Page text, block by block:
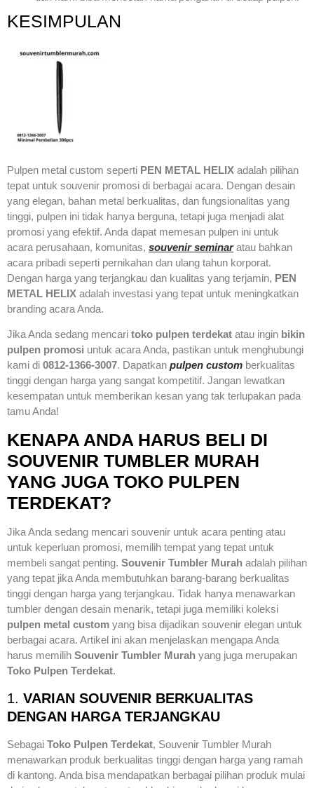
KESIMPULAN
Pulpen metal custom seperti PEN METAL HELIX adalah pilihan
tepat untuk souvenir promosi di berbagai acara. Dengan desain
yang elegan, bahan metal berkualitas, dan fungsionalitas yang
tinggi, pulpen ini tidak hanya berguna, tetapi juga menjadi alat
promosi yang efektif. Anda dapat memesan pulpen ini untuk
acara perusahaan, komunitas, souvenir seminaratau bahkan
acara pribadi seperti pernikahan dan ulang tahun korporat.
Dengan harga yang terjangkau dan kualitas yang terjamin, PEN
METAL HELIX adalah investasi yang tepat untuk meningkatkan
branding acara Anda.
Jika Anda sedang mencari toko pulpen terdekat atau ingin bikin
pulpen promosi untuk acara Anda, pastikan untuk menghubungi
kami di 0812-1366-3007. Dapatkan pulpen custom berkualitas
tinggi dengan harga yang sangat kompetitif. Jangan lewatkan
kesempatan untuk memberikan kesan yang tak terlupakan pada
tamu Anda!
KENAPA ANDA HARUS BELI DI
SOUVENIR TUMBLER MURAH
YANG JUGA TOKO PULPEN
TERDEKAT?
Jika Anda sedang mencari souvenir untuk acara penting atau
untuk keperluan promosi, memilih tempat yang tepat untuk
membeli sangat penting. Souvenir Tumbler Murah adalah pilihan
yang tepat jika Anda membutuhkan barang-barang berkualitas
tinggi dengan harga yang terjangkau. Tidak hanya menawarkan
tumbler dengan desain menarik, tetapi juga memiliki koleksi
pulpen metal custom yang bisa dijadikan souvenir elegan untuk
berbagai acara. Artikel ini akan menjelaskan mengapa Anda
harus memilih Souvenir Tumbler Murah yang juga merupakan
Toko Pulpen Terdekat.
1. VARIAN SOUVENIR BERKUALITAS
DENGAN HARGA TERJANGKAU
Sebagai Toko Pulpen Terdekat, Souvenir Tumbler Murah
menawarkan produk berkualitas tinggi dengan harga yang ramah
di kantong. Anda bisa mendapatkan berbagai pilihan produk mulai